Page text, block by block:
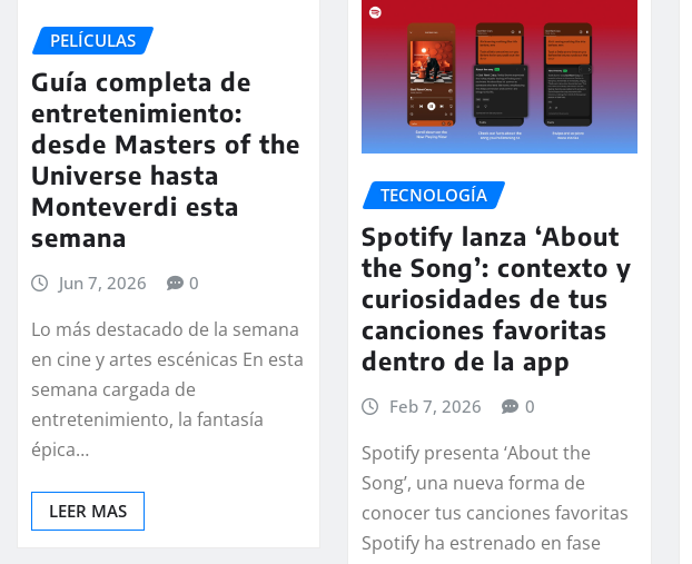
PELÍCULAS
Guía completa de
entretenimiento:
desde Masters of the
Universe hasta
Monteverdi esta
semana
Jun 7, 2026 0
Lo más destacado de la semana
en cine y artes escénicas En esta
semana cargada de
entretenimiento, la fantasía
épica…
LEER MAS
TECNOLOGÍA
Spotify lanza ‘About
the Song’: contexto y
curiosidades de tus
canciones favoritas
dentro de la app
Feb 7, 2026 0
Spotify presenta ‘About the
Song’, una nueva forma de
conocer tus canciones favoritas
Spotify ha estrenado en fase